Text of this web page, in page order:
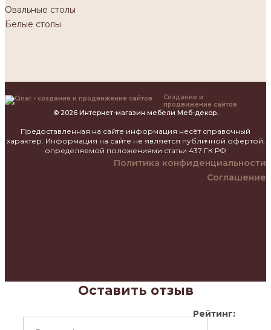
Овальные столы
Белые столы
Создание и
продвижение сайтов
© 2026 Интернет-магазин мебели Меб-декор.
Предоставленная на сайте информация несёт справочный
характер. Информация на сайте не является публичной офертой,
определяемой положениями статьи 437 ГК РФ
Политика конфиденциальности
Соглашение
Оставить отзыв
Рейтинг: